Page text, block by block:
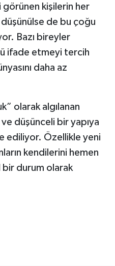
görünen kişilerin her
de bu çoğu
Bazı bireyler
ifade etmeyi tercih
daha az
olarak algılanan
düşünceli bir yapıya
ediliyor. Özellikle yeni
kendilerini hemen
bir durum olarak